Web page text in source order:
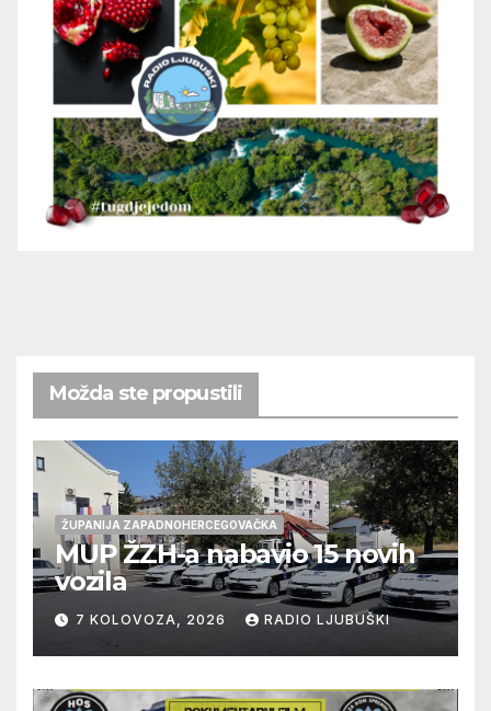
Možda ste propustili
ŽUPANIJA ZAPADNOHERCEGOVAČKA
MUP ŽZH-a nabavio 15 novih
vozila
7 KOLOVOZA, 2026 RADIO LJUBUŠKI